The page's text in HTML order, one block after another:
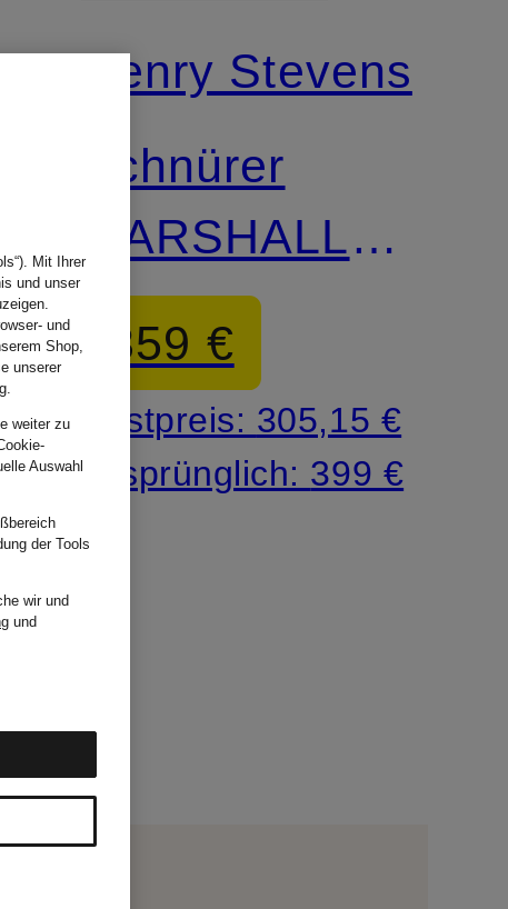
Henry Stevens
Schnürer
MARSHALL
CO1
359 €
Bestpreis: 305,15 €
Ursprünglich: 399 €
Mit Ihrer
und unser
und
Shop,
unserer
weiter zu
Auswahl
der Tools
wir und
und